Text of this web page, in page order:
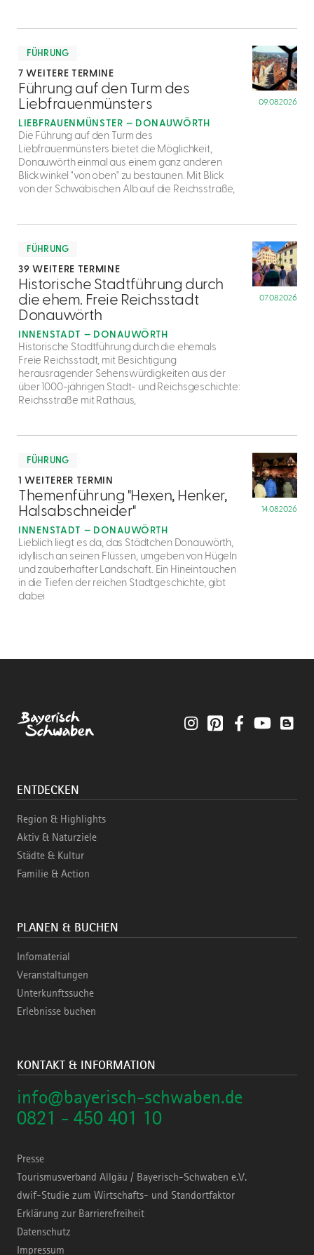
FÜHRUNG
7 WEITERE TERMINE
3
Führung auf den Turm des
Liebfrauenmünsters
LIEBFRAUENMÜNSTER — DONAUWÖRTH
09.08.2026
Die Führung auf den Turm des
Liebfrauenmünsters bietet die Möglichkeit,
Donauwörth einmal aus einem ganz anderen
Blickwinkel "von oben" zu bestaunen. Mit Blick
von der Schwäbischen Alb auf die Reichsstraße,
dazu
FÜHRUNG
39 WEITERE TERMINE
4
Historische Stadtführung durch
die ehem. Freie Reichsstadt
Donauwörth
INNENSTADT — DONAUWÖRTH
07.08.2026
Historische Stadtführung durch die ehemals
Freie Reichsstadt, mit Besichtigung
herausragender Sehenswürdigkeiten aus der
über 1000-jährigen Stadt- und Reichsgeschichte:
Reichsstraße mit Rathaus,
dazu
FÜHRUNG
1 WEITERER TERMIN
5
Themenführung "Hexen, Henker,
Halsabschneider"
INNENSTADT — DONAUWÖRTH
14.08.2026
Lieblich liegt es da, das Städtchen Donauwörth,
idyllisch an seinen Flüssen, umgeben von Hügeln
und zauberhafter Landschaft. Ein Hineintauchen
in die Tiefen der reichen Stadtgeschichte, gibt
dabei
dazu
InstagramPinterestFacebookYouTube
ENTDECKEN
Region & Highlights
Aktiv & Naturziele
Städte & Kultur
Familie & Action
PLANEN & BUCHEN
Infomaterial
Veranstaltungen
Unterkunftssuche
Erlebnisse buchen
KONTAKT & INFORMATION
info@bayerisch-schwaben.de
0821 - 450 401 10
Presse
Tourismusverband Allgäu / Bayerisch-Schwaben e.V.
dwif-Studie zum Wirtschafts- und Standortfaktor
Erklärung zur Barrierefreiheit
Datenschutz
Impressum